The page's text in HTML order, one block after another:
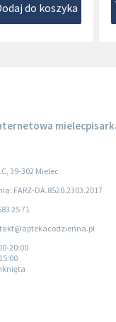
do koszyka
39-302 Mielec
FARZ-DA.8520.2303.2017
25 71
20:00